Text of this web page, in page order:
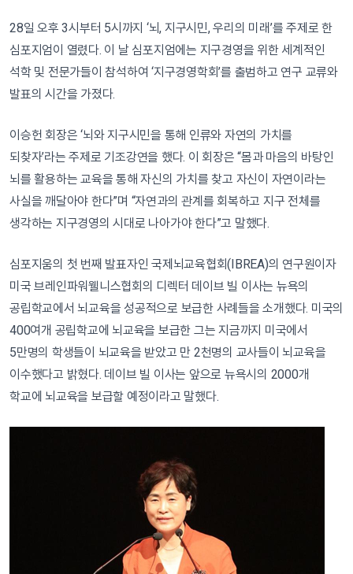
28일 오후 3시부터 5시까지 ‘뇌, 지구시민, 우리의 미래’를 주제로 한
심포지엄이 열렸다. 이 날 심포지엄에는 지구경영을 위한 세계적인
석학 및 전문가들이 참석하여 ‘지구경영학회’를 출범하고 연구 교류와
발표의 시간을 가졌다.
이승헌 회장은 ‘뇌와 지구시민을 통해 인류와 자연의 가치를
되찾자’라는 주제로 기조강연을 했다. 이 회장은 “몸과 마음의 바탕인
뇌를 활용하는 교육을 통해 자신의 가치를 찾고 자신이 자연이라는
사실을 깨달아야 한다”며 “자연과의 관계를 회복하고 지구 전체를
생각하는 지구경영의 시대로 나아가야 한다”고 말했다.
심포지움의 첫 번째 발표자인 국제뇌교육협회(IBREA)의 연구원이자
미국 브레인파워웰니스협회의 디렉터 데이브 빌 이사는 뉴욕의
공립학교에서 뇌교육을 성공적으로 보급한 사례들을 소개했다. 미국의
400여개 공립학교에 뇌교육을 보급한 그는 지금까지 미국에서
5만명의 학생들이 뇌교육을 받았고 만 2천명의 교사들이 뇌교육을
이수했다고 밝혔다. 데이브 빌 이사는 앞으로 뉴욕시의 2000개
학교에 뇌교육을 보급할 예정이라고 말했다.